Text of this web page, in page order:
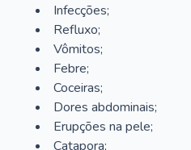
Infecções;
Refluxo;
Vômitos;
Febre;
Coceiras;
Dores abdominais;
Erupções na pele;
Catapora;